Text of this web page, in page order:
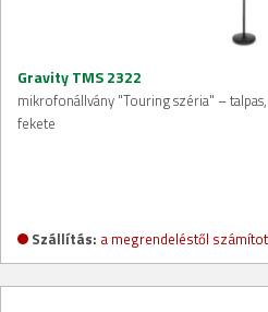
Gravity TMS 2322
mikrofonállvány "Touring széria" –
fekete
Szállítás: a megrendeléstől